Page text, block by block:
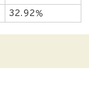
32.92％